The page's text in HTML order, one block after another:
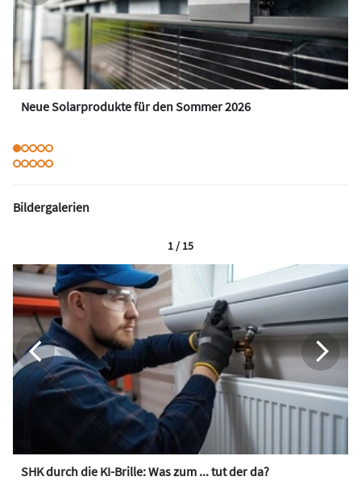
Neue Solarprodukte für den Sommer 2026
Bildergalerien
SHK durch die KI-Brille: Was zum ... tut der da?
1 / 15